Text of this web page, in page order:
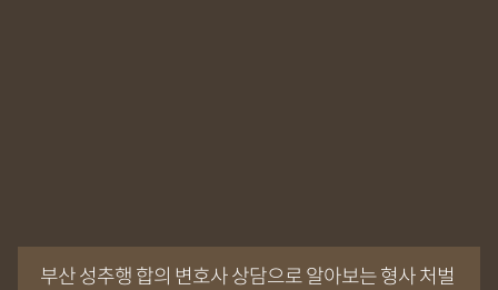
부산 성추행 합의 변호사 상담으로 알아보는 형사 처벌